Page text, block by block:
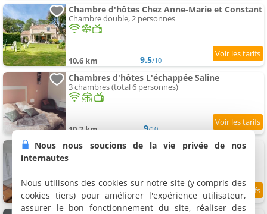
Chambre d'hôtes Chez Anne-Marie et Constant
Chambre double, 2 personnes
10.6 km 9.5/10
Chambres d'hôtes L'échappée Saline
3 chambres (total 6 personnes)
10.7 km 9/10
Chambre d'hôtes Trégouët 8
11.9 km 9.5/10
Nous nous soucions de la vie privée de nos
internautes
Nous utilisons des cookies sur notre site (y compris des
cookies tiers) pour améliorer l'expérience utilisateur,
assurer le bon fonctionnement du site, réaliser des